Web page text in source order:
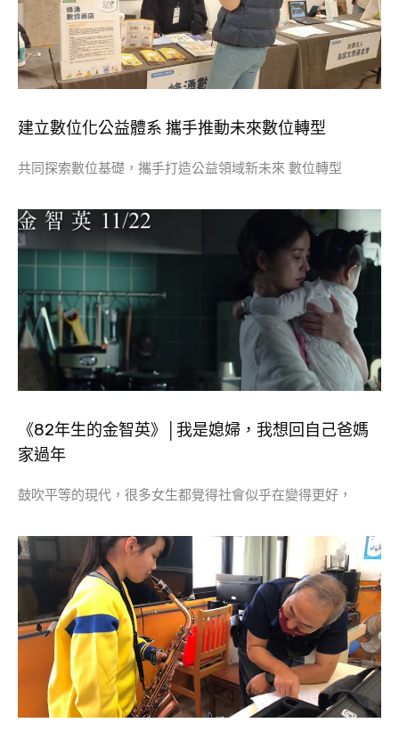
建立數位化公益體系 攜手推動未來數位轉型
共同探索數位基礎，攜手打造公益領域新未來 數位轉型
《82年生的金智英》│我是媳婦，我想回自己爸媽
家過年
鼓吹平等的現代，很多女生都覺得社會似乎在變得更好，